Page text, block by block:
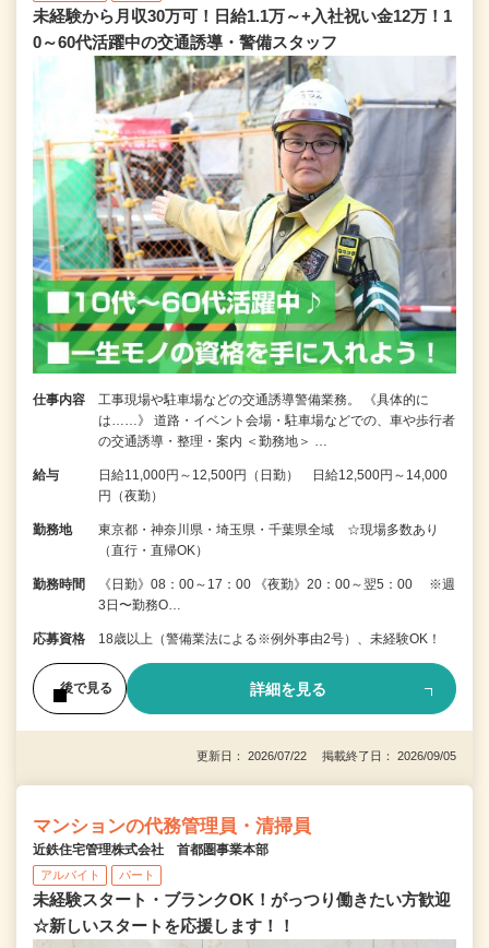
未経験から月収30万可！日給1.1万～+入社祝い金12万！1
0～60代活躍中の交通誘導・警備スタッフ
仕事内容
工事現場や駐車場などの交通誘導警備業務。 《具体的に
は……》 道路・イベント会場・駐車場などでの、車や歩行者
の交通誘導・整理・案内 ＜勤務地＞ …
給与
日給11,000円～12,500円（日勤） 日給12,500円～14,000
円（夜勤）
勤務地
東京都・神奈川県・埼玉県・千葉県全域 ☆現場多数あり
（直行・直帰OK）
勤務時間
《日勤》08：00～17：00 《夜勤》20：00～翌5：00 ※週
3日〜勤務O…
応募資格 18歳以上（警備業法による※例外事由2号）、未経験OK！
後で見る 詳細を見る
更新日： 2026/07/22 掲載終了日： 2026/09/05
マンションの代務管理員・清掃員
近鉄住宅管理株式会社 首都圏事業本部
アルバイト パート
未経験スタート・ブランクOK！がっつり働きたい方歓迎
☆新しいスタートを応援します！！